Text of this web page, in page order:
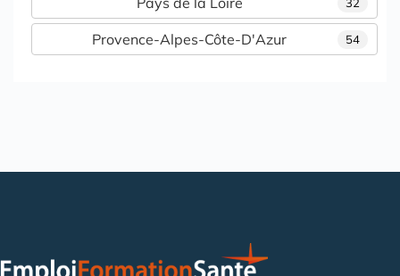
32
54
Provence-Alpes-Côte-D'Azur